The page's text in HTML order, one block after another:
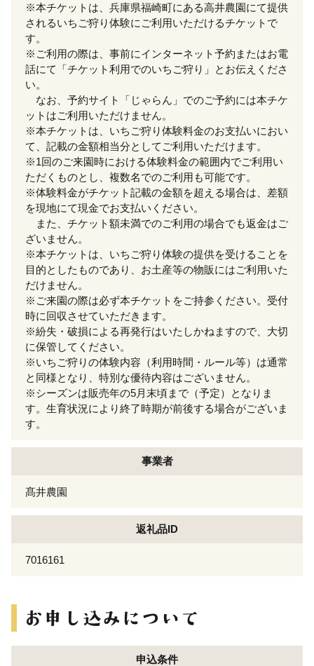
※本チケットは、兵庫県福崎町にある高井農園にて提供
されるいちご狩り体験にご利用いただけるチケットで
す。
※ご利用の際は、事前にインターネット予約またはお電
話にて「チケット利用でのいちご狩り」とお伝えくださ
い。
なお、予約サイト「じゃらん」でのご予約には本チケ
ットはご利用いただけません。
※本チケットは、いちご狩り体験料金のお支払いにおい
て、記載の金額相当分としてご利用いただけます。
※1回のご来園時における体験料金の範囲内でご利用い
ただくものとし、複数名でのご利用も可能です。
※体験料金がチケット記載の金額を超える場合は、差額
を現地にて現金でお支払いください。
また、チケット額未満でのご利用の場合でも返金はご
ざいません。
※本チケットは、いちご狩り体験の提供を受けることを
目的としたものであり、お土産等の物販にはご利用いた
だけません。
※ご来園の際は必ず本チケットをご持参ください。受付
時に回収させていただきます。
※紛失・破損による再発行はいたしかねますので、大切
に保管してください。
※いちご狩りの体験内容（利用時間・ルール等）は通常
と同様となり、特別な優待内容はございません。
※シーズンは販売年の5月末頃まで（予定）となりま
す。生育状況により終了時期が前後する場合がございま
す。
事業者
髙井農園
返礼品ID
7016161
申込条件